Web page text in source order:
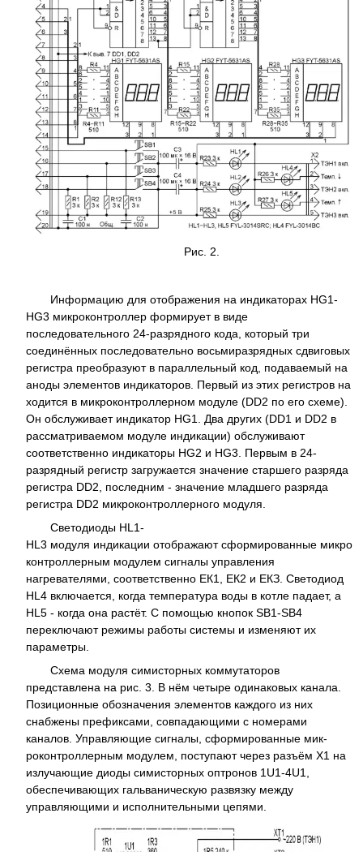
Рис. 2.
Информацию для отображения на индикаторах HG1-
HG3 микроконтроллер формирует в виде
последовательного 24-разрядного кода, который три
соединённых последовательно восьмиразрядных сдвиговых
регистра преобразуют в параллельный код, подаваемый на
аноды элементов индикаторов. Первый из этих регистров на
ходится в микроконтроллерном модуле (DD2 по его схеме).
Он обслуживает индикатор HG1. Два других (DD1 и DD2 в
рассматриваемом модуле индикации) обслуживают
соответственно индикаторы HG2 и HG3. Первым в 24-
разрядный регистр загружается значение старшего разряда
регистра DD2, последним - значение младшего разряда
регистра DD2 микроконтроллерного модуля.
Светодиоды HL1-
HL3 модуля индикации отображают сформированные микро
контроллерным модулем сигналы управления
нагревателями, соответственно ЕК1, ЕК2 и ЕКЗ. Светодиод
HL4 включается, когда температура воды в котле падает, а
HL5 - когда она растёт. С помощью кнопок SB1-SB4
переключают режимы работы системы и изменяют их
параметры.
Схема модуля симисторных коммутаторов
представлена на рис. 3. В нём четыре одинаковых канала.
Позиционные обозначения элементов каждого из них
снабжены префиксами, совпадающими с номерами
каналов. Управляющие сигналы, сформированные мик-
роконтроллерным модулем, поступают через разъём X1 на
излучающие диоды симисторных оптронов 1U1-4U1,
обеспечивающих гальваническую развязку между
управляющими и исполнительными цепями.